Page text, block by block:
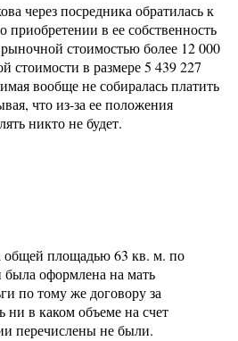
через посредника обратилась к
приобретении в ее собственность
стоимостью более 12 000
стоимости в размере 5 439 227
вообще не собиралась платить
что из-за ее положения
никто не будет.
общей площадью 63 кв. м. по
оформлена на мать
по тому же договору за
в каком объеме на счет
перечислены не были.